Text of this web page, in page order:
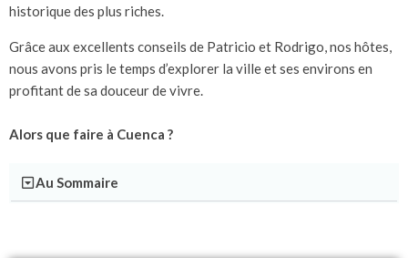
historique des plus riches.
Grâce aux excellents conseils de Patricio et Rodrigo, nos hôtes,
nous avons pris le temps d’explorer la ville et ses environs en
profitant de sa douceur de vivre.
Alors que faire à Cuenca ?
Au Sommaire